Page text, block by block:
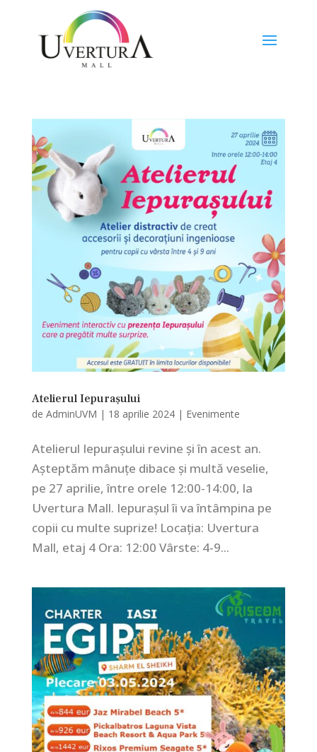
Atelierul Iepurașului
de AdminUVM | 18 aprilie 2024| Evenimente
Atelierul Iepurașului revine și în acest an.
Așteptăm mânuțe dibace și multă veselie,
pe 27 aprilie, între orele 12:00-14:00, la
Uvertura Mall. Iepurașul îi va întâmpina pe
copii cu multe suprize! Locația: Uvertura
Mall, etaj 4 Ora: 12:00 Vârste: 4-9...